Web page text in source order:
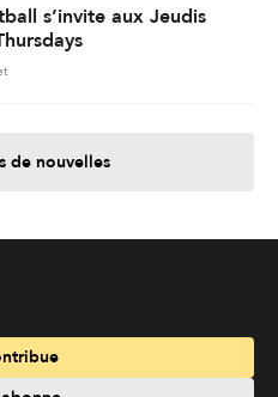
s’invite aux Jeudis
de nouvelles